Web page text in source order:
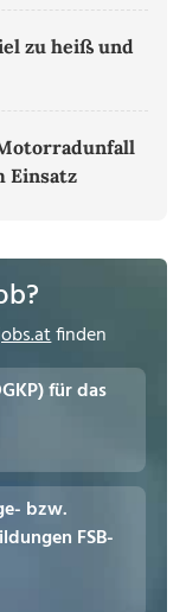
zu heiß und
Einsatz
finden
für das
bzw.
FSB-